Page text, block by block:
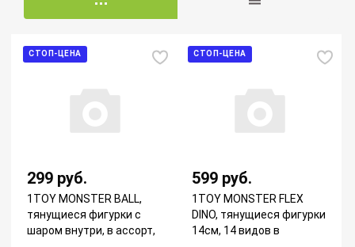
СТОП-ЦЕНА
299 руб.
1TOY MONSTER BALL,
тянущиеся фигурки с
шаром внутри, в ассорт,
СТОП-ЦЕНА
599 руб.
1TOY MONSTER FLEX
DINO, тянущиеся фигурки
14см, 14 видов в